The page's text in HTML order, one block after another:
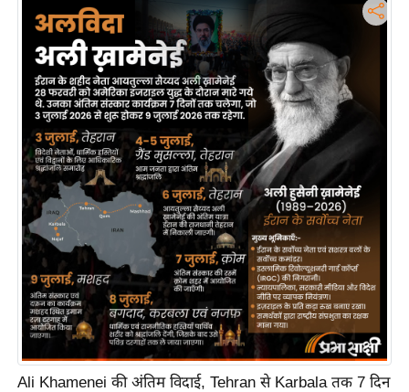
Ali Khamenei की अंतिम विदाई, Tehran से Karbala तक 7 दिन